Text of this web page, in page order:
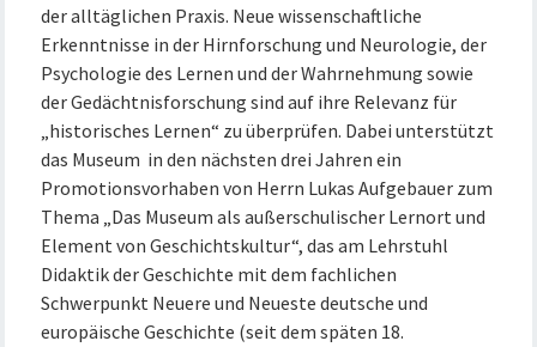
der alltäglichen Praxis. Neue wissenschaftliche
Erkenntnisse in der Hirnforschung und Neurologie, der
Psychologie des Lernen und der Wahrnehmung sowie
der Gedächtnisforschung sind auf ihre Relevanz für
„historisches Lernen“ zu überprüfen. Dabei unterstützt
das Museum in den nächsten drei Jahren ein
Promotionsvorhaben von Herrn Lukas Aufgebauer zum
Thema „Das Museum als außerschulischer Lernort und
Element von Geschichtskultur“, das am Lehrstuhl
Didaktik der Geschichte mit dem fachlichen
Schwerpunkt Neuere und Neueste deutsche und
europäische Geschichte (seit dem späten 18.